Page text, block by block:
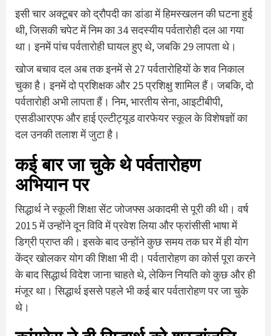
इसी चार अक्टूबर को द्रौपदी का डांडा में हिमस्खलन की घटना हुई
थी, जिसकी चपेट में निम का 34 सदस्यीय पर्वतारोही दल आ गया
था। इनमें पांच पर्वतारोही घायल हुए थे, जबकि 29 लापता थे।
खोज बचाव दल अब तक इनमें से 27 पर्वतारोहियों के शव निकाल
चुका है। इनमें दो प्रशिक्षक और 25 प्रशिक्षु शामिल हैं। जबकि, दो
पर्वतारोही अभी लापता हैं। निम, भारतीय सेना, आइटीबीपी,
एसडीआरएफ और हाई एल्टीट्यूड वारफेयर स्कूल के विशेषज्ञों का
दल उनकी तलाश में जुटा है।
कई बार जा चुके थे पर्वतारोहण
अभियान पर
सिद्धार्थ ने स्कूली शिक्षा सेंट जोजफ्स अकादमी से पूरी की थी। वर्ष
2015 में उन्होंने दून विवि में प्रवेश लिया और फ्रांसीसी भाषा में
डिग्री प्राप्त की। इसके बाद उन्होंने कुछ समय तक घर में ही योग
केंद्र खोलकर योग की शिक्षा भी दी। पर्वतारोहण का कोर्स पूरा करने
के बाद सिद्धार्थ विदेश जाना चाहते थे, लेकिन नियति को कुछ और ही
मंजूर था। सिद्धार्थ इससे पहले भी कई बार पर्वतारोहण पर जा चुके
थे।